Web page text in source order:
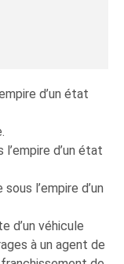
d’un état
d’un état
l’empire d’un
d’un véhicule
à un agent de